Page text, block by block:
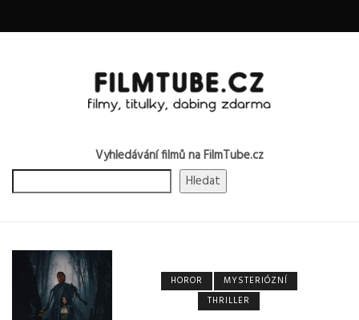
Vyhledávání filmů na FilmTube.cz
Hledat
HOROR
MYSTERIÓZNÍ
THRILLER